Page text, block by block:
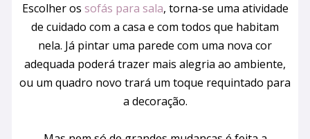
Escolher os sofás para sala, torna-se uma atividade
de cuidado com a casa e com todos que habitam
nela. Já pintar uma parede com uma nova cor
adequada poderá trazer mais alegria ao ambiente,
ou um quadro novo trará um toque requintado para
a decoração.